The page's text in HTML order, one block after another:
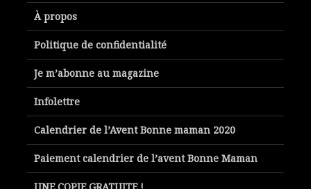
À propos
Politique de confidentialité
Je m’abonne au magazine
Infolettre
Calendrier de l’Avent Bonne maman 2020
Paiement calendrier de l’avent Bonne Maman